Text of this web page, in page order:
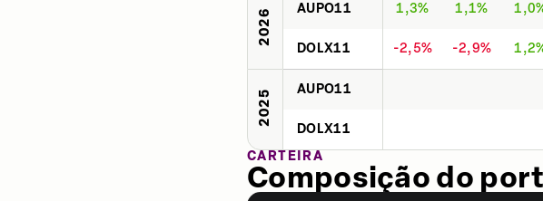
2026 AUPO11 1,3% 1,1%
DOLX11 -2,5% -2,9%
2025 AUPO11
DOLX11
CARTEIRA
Composição do